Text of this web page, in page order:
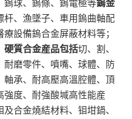
鎢球、鎢條、鎢電極等鎢金
杆、漁墜子、車用鎢曲軸配
設備鎢合金屏蔽材料等；
硬質合金産品包括切、割、
耐磨零件、噴嘴、球體、防
承、耐高壓高溫腔體、頂
度、耐強酸堿高性能産
合金燒結材料、钼坩鍋、